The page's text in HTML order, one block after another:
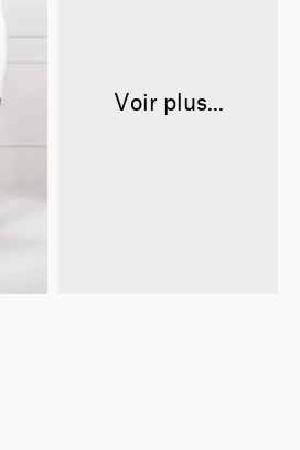
Voir plus...